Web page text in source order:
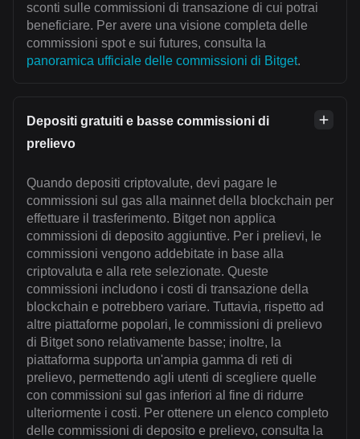
sconti sulle commissioni di transazione di cui potrai
beneficiare. Per avere una visione completa delle
commissioni spot e sui futures, consulta la
panoramica ufficiale delle commissioni di Bitget.
Depositi gratuiti e basse commissioni di
prelievo
Quando depositi criptovalute, devi pagare le
commissioni sul gas alla mainnet della blockchain per
effettuare il trasferimento. Bitget non applica
commissioni di deposito aggiuntive. Per i prelievi, le
commissioni vengono addebitate in base alla
criptovaluta e alla rete selezionate. Queste
commissioni includono i costi di transazione della
blockchain e potrebbero variare. Tuttavia, rispetto ad
altre piattaforme popolari, le commissioni di prelievo
di Bitget sono relativamente basse; inoltre, la
piattaforma supporta un'ampia gamma di reti di
prelievo, permettendo agli utenti di scegliere quelle
con commissioni sul gas inferiori al fine di ridurre
ulteriormente i costi. Per ottenere un elenco completo
delle commissioni di deposito e prelievo, consulta la